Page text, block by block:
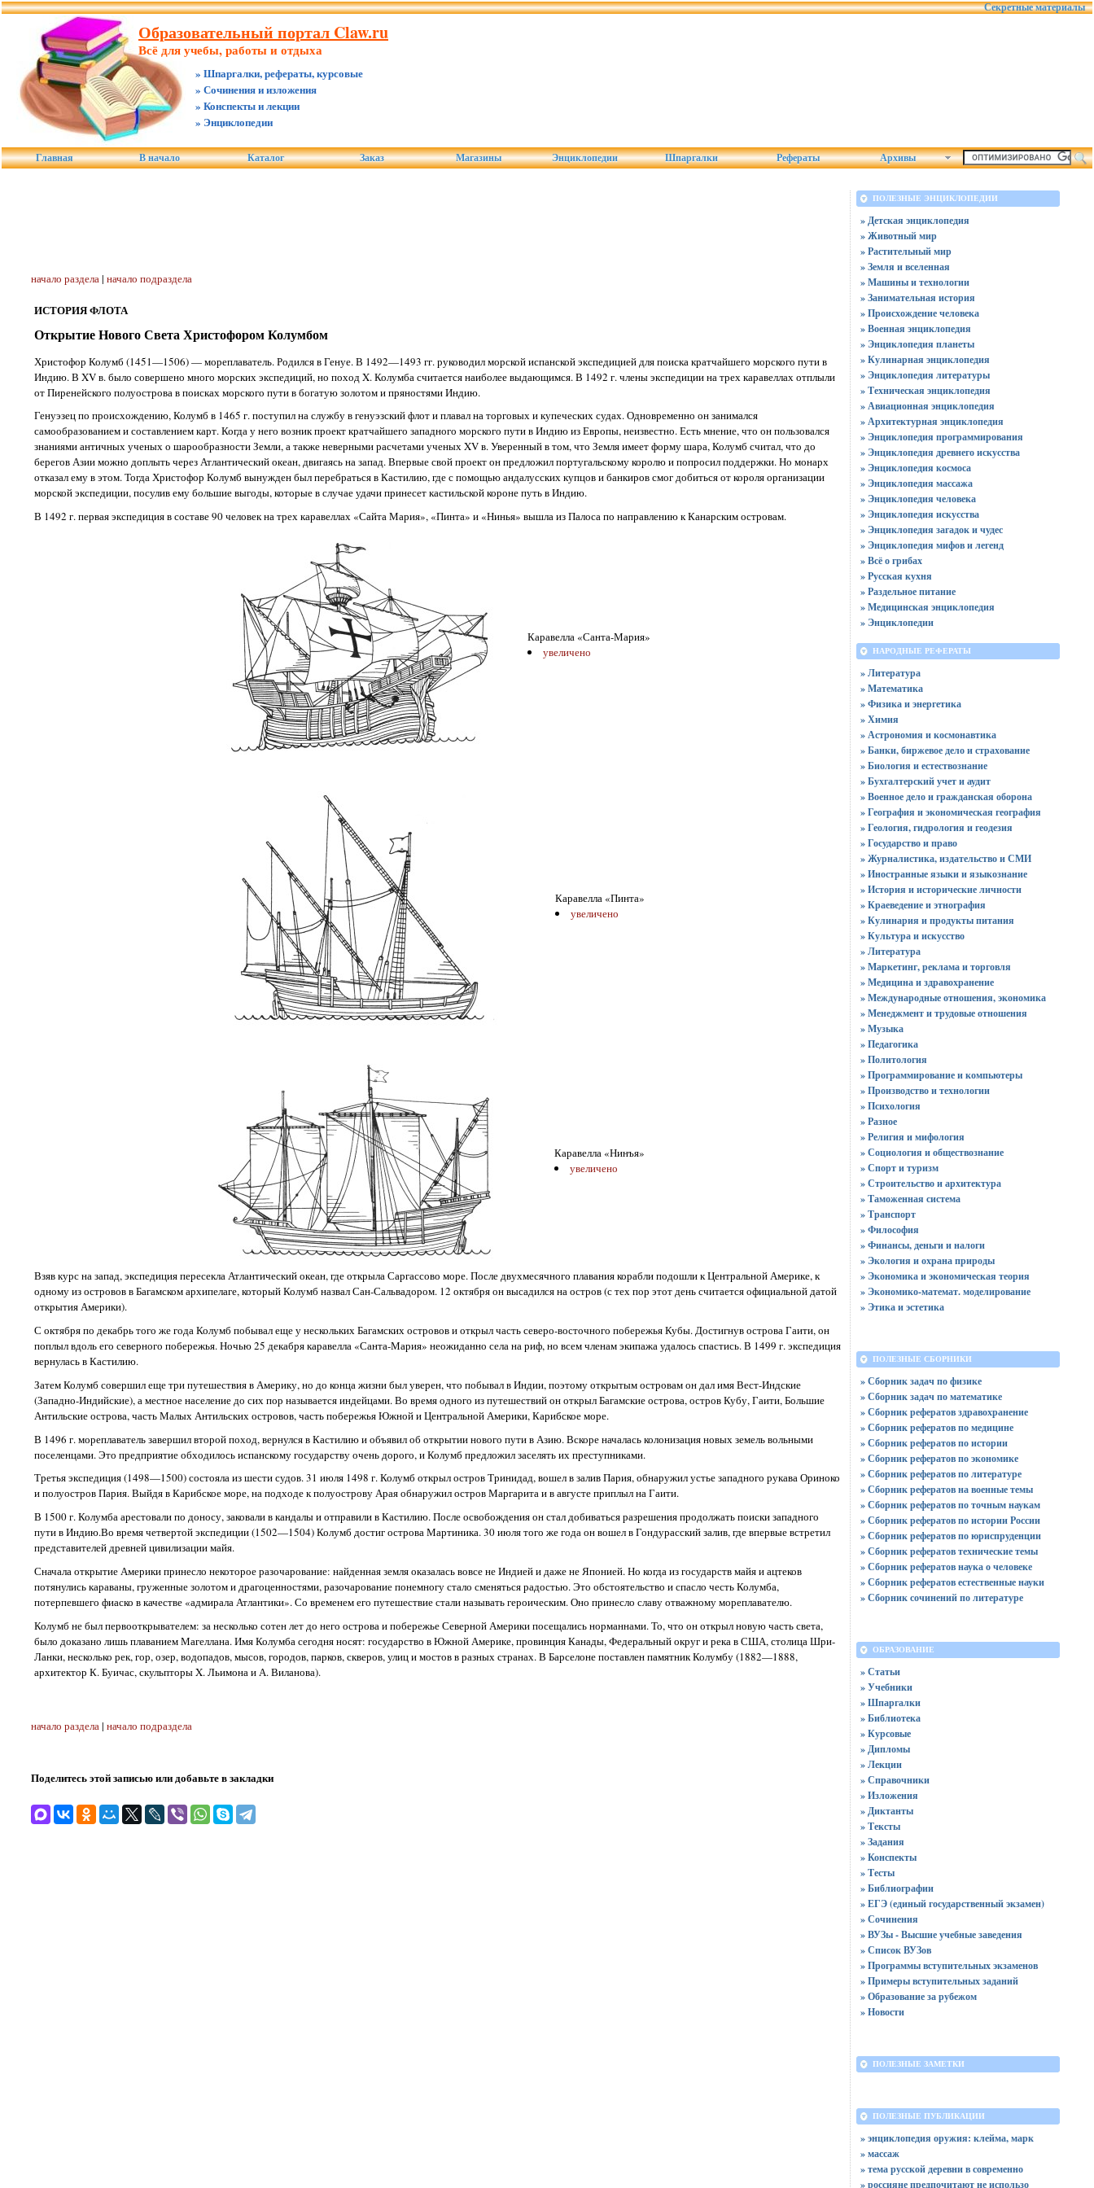
Секретные материалы
Образовательный портал Claw.ru
Всё для учебы, работы и отдыха
» Шпаргалки, рефераты, курсовые
» Сочинения и изложения
» Конспекты и лекции
» Энциклопедии
Главная В начало Каталог Заказ Магазины Энциклопедии Шпаргалки Рефераты Архивы
начало раздела| начало подраздела
ИСТОРИЯ ФЛОТА
Открытие Нового Света Христофором Колумбом
Христофор Колумб (1451—1506) — мореплаватель. Родился в Генуе. В 1492—1493 гг. руководил морской испанской экспедицией для поиска кратчайшего морского пути в
Индию. В XV в. было совершено много морских экспедиций, но поход X. Колумба считается наиболее выдающимся. В 1492 г. члены экспедиции на трех каравеллах отплыли
от Пиренейского полуострова в поисках морского пути в богатую золотом и пряностями Индию.
Генуэзец по происхождению, Колумб в 1465 г. поступил на службу в генуэзский флот и плавал на торговых и купеческих судах. Одновременно он занимался
самообразованием и составлением карт. Когда у него возник проект кратчайшего западного морского пути в Индию из Европы, неизвестно. Есть мнение, что он пользовался
знаниями античных ученых о шарообразности Земли, а также неверными расчетами ученых XV в. Уверенный в том, что Земля имеет форму шара, Колумб считал, что до
берегов Азии можно доплыть через Атлантический океан, двигаясь на запад. Впервые свой проект он предложил португальскому королю и попросил поддержки. Но монарх
отказал ему в этом. Тогда Христофор Колумб вынужден был перебраться в Кастилию, где с помощью андалусских купцов и банкиров смог добиться от короля организации
морской экспедиции, посулив ему большие выгоды, которые в случае удачи принесет кастильской короне путь в Индию.
В 1492 г. первая экспедиция в составе 90 человек на трех каравеллах «Сайта Мария», «Пинта» и «Нинья» вышла из Палоса по направлению к Канарским островам.
Каравелла «Санта-Мария»
увеличено
Каравелла «Пинта»
увеличено
Каравелла «Нинъя»
увеличено
Взяв курс на запад, экспедиция пересекла Атлантический океан, где открыла Саргассово море. После двухмесячного плавания корабли подошли к Центральной Америке, к
одному из островов в Багамском архипелаге, который Колумб назвал Сан-Сальвадором. 12 октября он высадился на остров (с тех пор этот день считается официальной датой
открытия Америки).
С октября по декабрь того же года Колумб побывал еще у нескольких Багамских островов и открыл часть северо-восточного побережья Кубы. Достигнув острова Гаити, он
поплыл вдоль его северного побережья. Ночью 25 декабря каравелла «Санта-Мария» неожиданно села на риф, но всем членам экипажа удалось спастись. В 1499 г. экспедиция
вернулась в Кастилию.
Затем Колумб совершил еще три путешествия в Америку, но до конца жизни был уверен, что побывал в Индии, поэтому открытым островам он дал имя Вест-Индские
(Западно-Индийские), а местное население до сих пор называется индейцами. Во время одного из путешествий он открыл Багамские острова, остров Кубу, Гаити, Большие
Антильские острова, часть Малых Антильских островов, часть побережья Южной и Центральной Америки, Карибское море.
В 1496 г. мореплаватель завершил второй поход, вернулся в Кастилию и объявил об открытии нового пути в Азию. Вскоре началась колонизация новых земель вольными
поселенцами. Это предприятие обходилось испанскому государству очень дорого, и Колумб предложил заселять их преступниками.
Третья экспедиция (1498—1500) состояла из шести судов. 31 июля 1498 г. Колумб открыл остров Тринидад, вошел в залив Пария, обнаружил устье западного рукава Ориноко
и полуостров Пария. Выйдя в Карибское море, на подходе к полуострову Арая обнаружил остров Маргарита и в августе приплыл на Гаити.
В 1500 г. Колумба арестовали по доносу, заковали в кандалы и отправили в Кастилию. После освобождения он стал добиваться разрешения продолжать поиски западного
пути в Индию.Во время четвертой экспедиции (1502—1504) Колумб достиг острова Мартиника. 30 июля того же года он вошел в Гондурасский залив, где впервые встретил
представителей древней цивилизации майя.
Сначала открытие Америки принесло некоторое разочарование: найденная земля оказалась вовсе не Индией и даже не Японией. Но когда из государств майя и ацтеков
потянулись караваны, груженные золотом и драгоценностями, разочарование понемногу стало сменяться радостью. Это обстоятельство и спасло честь Колумба,
потерпевшего фиаско в качестве «адмирала Атлантики». Со временем его путешествие стали называть героическим. Оно принесло славу отважному мореплавателю.
Колумб не был первооткрывателем: за несколько сотен лет до него острова и побережье Северной Америки посещались норманнами. То, что он открыл новую часть света,
было доказано лишь плаванием Магеллана. Имя Колумба сегодня носят: государство в Южной Америке, провинция Канады, Федеральный округ и река в США, столица Шри-
Ланки, несколько рек, гор, озер, водопадов, мысов, городов, парков, скверов, улиц и мостов в разных странах. В Барселоне поставлен памятник Колумбу (1882—1888,
архитектор К. Буичас, скульпторы X. Льимона и А. Виланова).
начало раздела| начало подраздела
Поделитесь этой записью или добавьте в закладки
ПОЛЕЗНЫЕ ЭНЦИКЛОПЕДИИ
» Детская энциклопедия
» Животный мир
» Растительный мир
» Земля и вселенная
» Машины и технологии
» Занимательная история
» Происхождение человека
» Военная энциклопедия
» Энциклопедия планеты
» Кулинарная энциклопедия
» Энциклопедия литературы
» Техническая энциклопедия
» Авиационная энциклопедия
» Архитектурная энциклопедия
» Энциклопедия программирования
» Энциклопедия древнего искусства
» Энциклопедия космоса
» Энциклопедия массажа
» Энциклопедия человека
» Энциклопедия искусства
» Энциклопедия загадок и чудес
» Энциклопедия мифов и легенд
» Всё о грибах
» Русская кухня
» Раздельное питание
» Медицинская энциклопедия
» Энциклопедии
НАРОДНЫЕ РЕФЕРАТЫ
» Литература
» Математика
» Физика и энергетика
» Химия
» Астрономия и космонавтика
» Банки, биржевое дело и страхование
» Биология и естествознание
» Бухгалтерский учет и аудит
» Военное дело и гражданская оборона
» География и экономическая география
» Геология, гидрология и геодезия
» Государство и право
» Журналистика, издательство и СМИ
» Иностранные языки и языкознание
» История и исторические личности
» Краеведение и этнография
» Кулинария и продукты питания
» Культура и искусство
» Литература
» Маркетинг, реклама и торговля
» Медицина и здравохранение
» Международные отношения, экономика
» Менеджмент и трудовые отношения
» Музыка
» Педагогика
» Политология
» Программирование и компьютеры
» Производство и технологии
» Психология
» Разное
» Религия и мифология
» Социология и обществознание
» Спорт и туризм
» Строительство и архитектура
» Таможенная система
» Транспорт
» Философия
» Финансы, деньги и налоги
» Экология и охрана природы
» Экономика и экономическая теория
» Экономико-математ. моделирование
» Этика и эстетика
ПОЛЕЗНЫЕ СБОРНИКИ
» Сборник задач по физике
» Сборник задач по математике
» Сборник рефератов здравохранение
» Сборник рефератов по медицине
» Сборник рефератов по истории
» Сборник рефератов по экономике
» Сборник рефератов по литературе
» Сборник рефератов на военные темы
» Сборник рефератов по точным наукам
» Сборник рефератов по истории России
» Сборник рефератов по юриспруденции
» Сборник рефератов технические темы
» Сборник рефератов наука о человеке
» Сборник рефератов естественные науки
» Сборник сочинений по литературе
ОБРАЗОВАНИЕ
» Статьи
» Учебники
» Шпаргалки
» Библиотека
» Курсовые
» Дипломы
» Лекции
» Справочники
» Изложения
» Диктанты
» Тексты
» Задания
» Конспекты
» Тесты
» Библиографии
» ЕГЭ (единый государственный экзамен)
» Сочинения
» ВУЗы - Высшие учебные заведения
» Список ВУЗов
» Программы вступительных экзаменов
» Примеры вступительных заданий
» Образование за рубежом
» Новости
ПОЛЕЗНЫЕ ЗАМЕТКИ
ПОЛЕЗНЫЕ ПУБЛИКАЦИИ
» энциклопедия оружия: клейма, марк
» массаж
» тема русской деревни в современно
» россияне предпочитают не использо